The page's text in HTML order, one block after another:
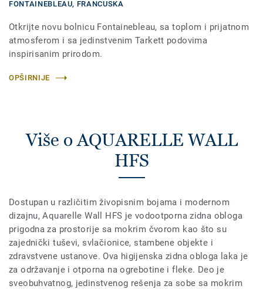
FONTAINEBLEAU, FRANCUSKA
Otkrijte novu bolnicu Fontainebleau, sa toplom i prijatnom
atmosferom i sa jedinstvenim Tarkett podovima
inspirisanim prirodom.
OPŠIRNIJE
Više o AQUARELLE WALL
HFS
Dostupan u različitim živopisnim bojama i modernom
dizajnu, Aquarelle Wall HFS je vodootporna zidna obloga
prigodna za prostorije sa mokrim čvorom kao što su
zajednički tuševi, svlačionice, stambene objekte i
zdravstvene ustanove. Ova higijenska zidna obloga laka je
za održavanje i otporna na ogrebotine i fleke. Deo je
sveobuhvatnog, jedinstvenog rešenja za sobe sa mokrim